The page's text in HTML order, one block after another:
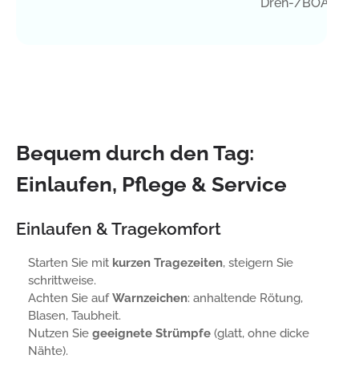
Bequem durch den Tag:
Einlaufen, Pflege & Service
Einlaufen & Tragekomfort
Starten Sie mit kurzen Tragezeiten, steigern Sie
schrittweise.
Achten Sie aufWarnzeichen: anhaltende Rötung,
Blasen, Taubheit.
Nutzen Sie geeignete Strümpfe (glatt, ohne dicke
Nähte).